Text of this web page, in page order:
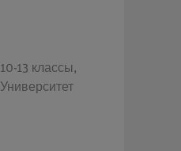
10-13 классы,
Университет